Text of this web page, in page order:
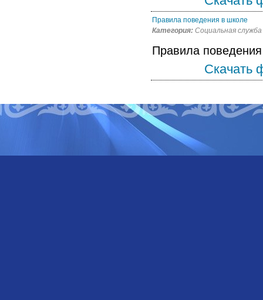
Правила поведения в школе
Категория: Социальная служба
Правила
Скачать